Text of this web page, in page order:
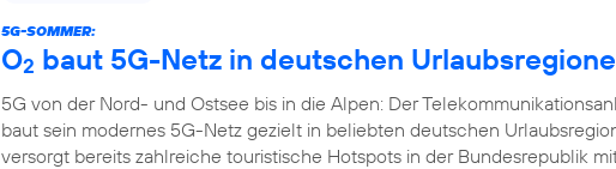
5G-SOMMER:
O2 baut 5G-Netz in deutschen
5G von der Nord- und Ostsee bis in die Alpen: Der
baut sein modernes 5G-Netz gezielt in beliebten deutschen
versorgt bereits zahlreiche touristische Hotspots in der Bundesrepublik